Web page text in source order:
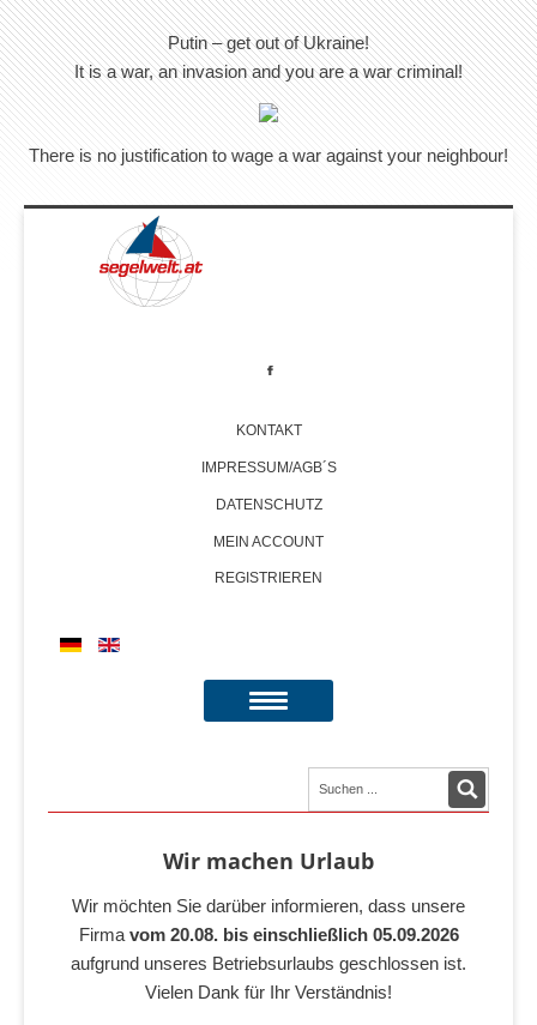
Putin – get out of Ukraine!
It is a war, an invasion and you are a war criminal!
There is no justification to wage a war against your neighbour!
KONTAKT
IMPRESSUM/AGB´S
DATENSCHUTZ
MEIN ACCOUNT
REGISTRIEREN
Wir machen Urlaub
Wir möchten Sie darüber informieren, dass unsere
Firma vom 20.08. bis einschließlich 05.09.2026
aufgrund unseres Betriebsurlaubs geschlossen ist.
Vielen Dank für Ihr Verständnis!